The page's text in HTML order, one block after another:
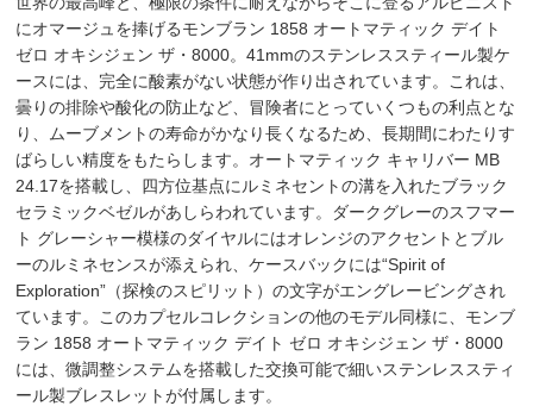
にオマージュを捧げるモンブラン 1858 オートマティック デイト
ゼロ オキシジェン ザ・8000。41mmのステンレススティール製ケ
ースには、完全に酸素がない状態が作り出されています。これは、
曇りの排除や酸化の防止など、冒険者にとっていくつもの利点とな
り、ムーブメントの寿命がかなり長くなるため、長期間にわたりす
ばらしい精度をもたらします。オートマティック キャリバー MB
24.17を搭載し、四方位基点にルミネセントの溝を入れたブラック
セラミックベゼルがあしらわれています。ダークグレーのスフマー
ト グレーシャー模様のダイヤルにはオレンジのアクセントとブル
ーのルミネセンスが添えられ、ケースバックには“Spirit of
Exploration”（探検のスピリット）の文字がエングレービングされ
ています。このカプセルコレクションの他のモデル同様に、モンブ
ラン 1858 オートマティック デイト ゼロ オキシジェン ザ・8000
には、微調整システムを搭載した交換可能で細いステンレススティ
ール製ブレスレットが付属します。